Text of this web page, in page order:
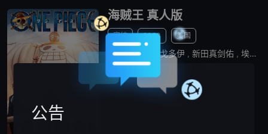
海贼王 真人版
完结 2023 美国
演员 : 伊纳基·戈多伊 , 新田真剑佑 , 埃米莉·拉德
类型 : 剧情
播放
公告